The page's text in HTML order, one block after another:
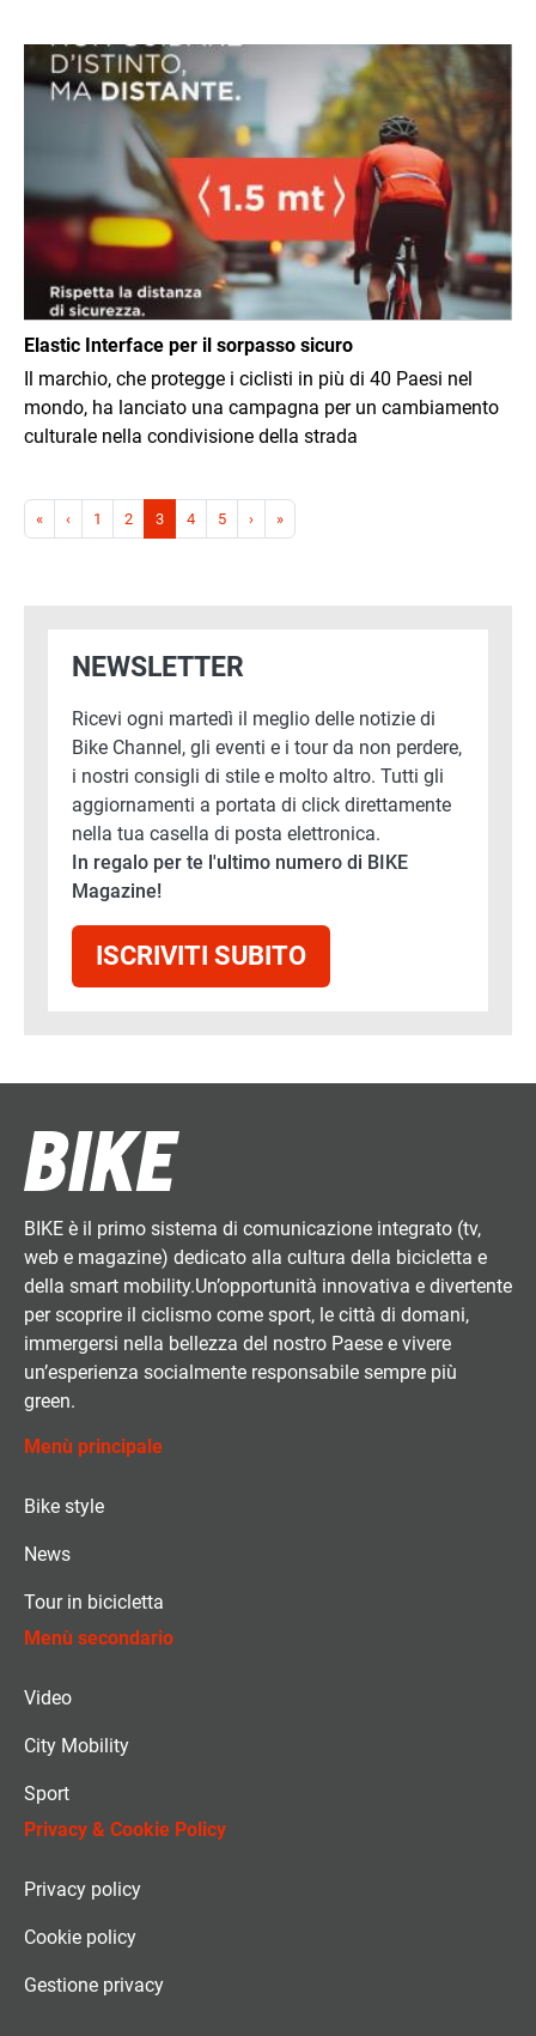
Immagine
Elastic Interface per il sorpasso sicuro
Il marchio, che protegge i ciclisti in più di 40 Paesi nel
mondo, ha lanciato una campagna per un cambiamento
culturale nella condivisione della strada
Paginazione
«Prima pagina
‹Pagina precedente
1 2 3 4 5 ›Pagina successiva
»Ultima pagina
NEWSLETTER
Ricevi ogni martedì il meglio delle notizie di
Bike Channel, gli eventi e i tour da non perdere,
i nostri consigli di stile e molto altro. Tutti gli
aggiornamenti a portata di click direttamente
nella tua casella di posta elettronica.
In regalo per te l'ultimo numero di BIKE
Magazine!
ISCRIVITI SUBITO
BIKE è il primo sistema di comunicazione integrato (tv,
web e magazine) dedicato alla cultura della bicicletta e
della smart mobility.Un’opportunità innovativa e divertente
per scoprire il ciclismo come sport, le città di domani,
immergersi nella bellezza del nostro Paese e vivere
un’esperienza socialmente responsabile sempre più
green.
Menù principale
Bike style
News
Tour in bicicletta
Menù secondario
Video
City Mobility
Sport
Privacy & Cookie Policy
Privacy policy
Cookie policy
Gestione privacy